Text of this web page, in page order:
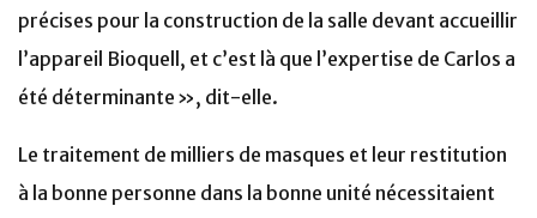
précises pour la construction de la salle devant accueillir
l’appareil Bioquell, et c’est là que l’expertise de Carlos a
été déterminante », dit-elle.
Le traitement de milliers de masques et leur restitution
à la bonne personne dans la bonne unité nécessitaient